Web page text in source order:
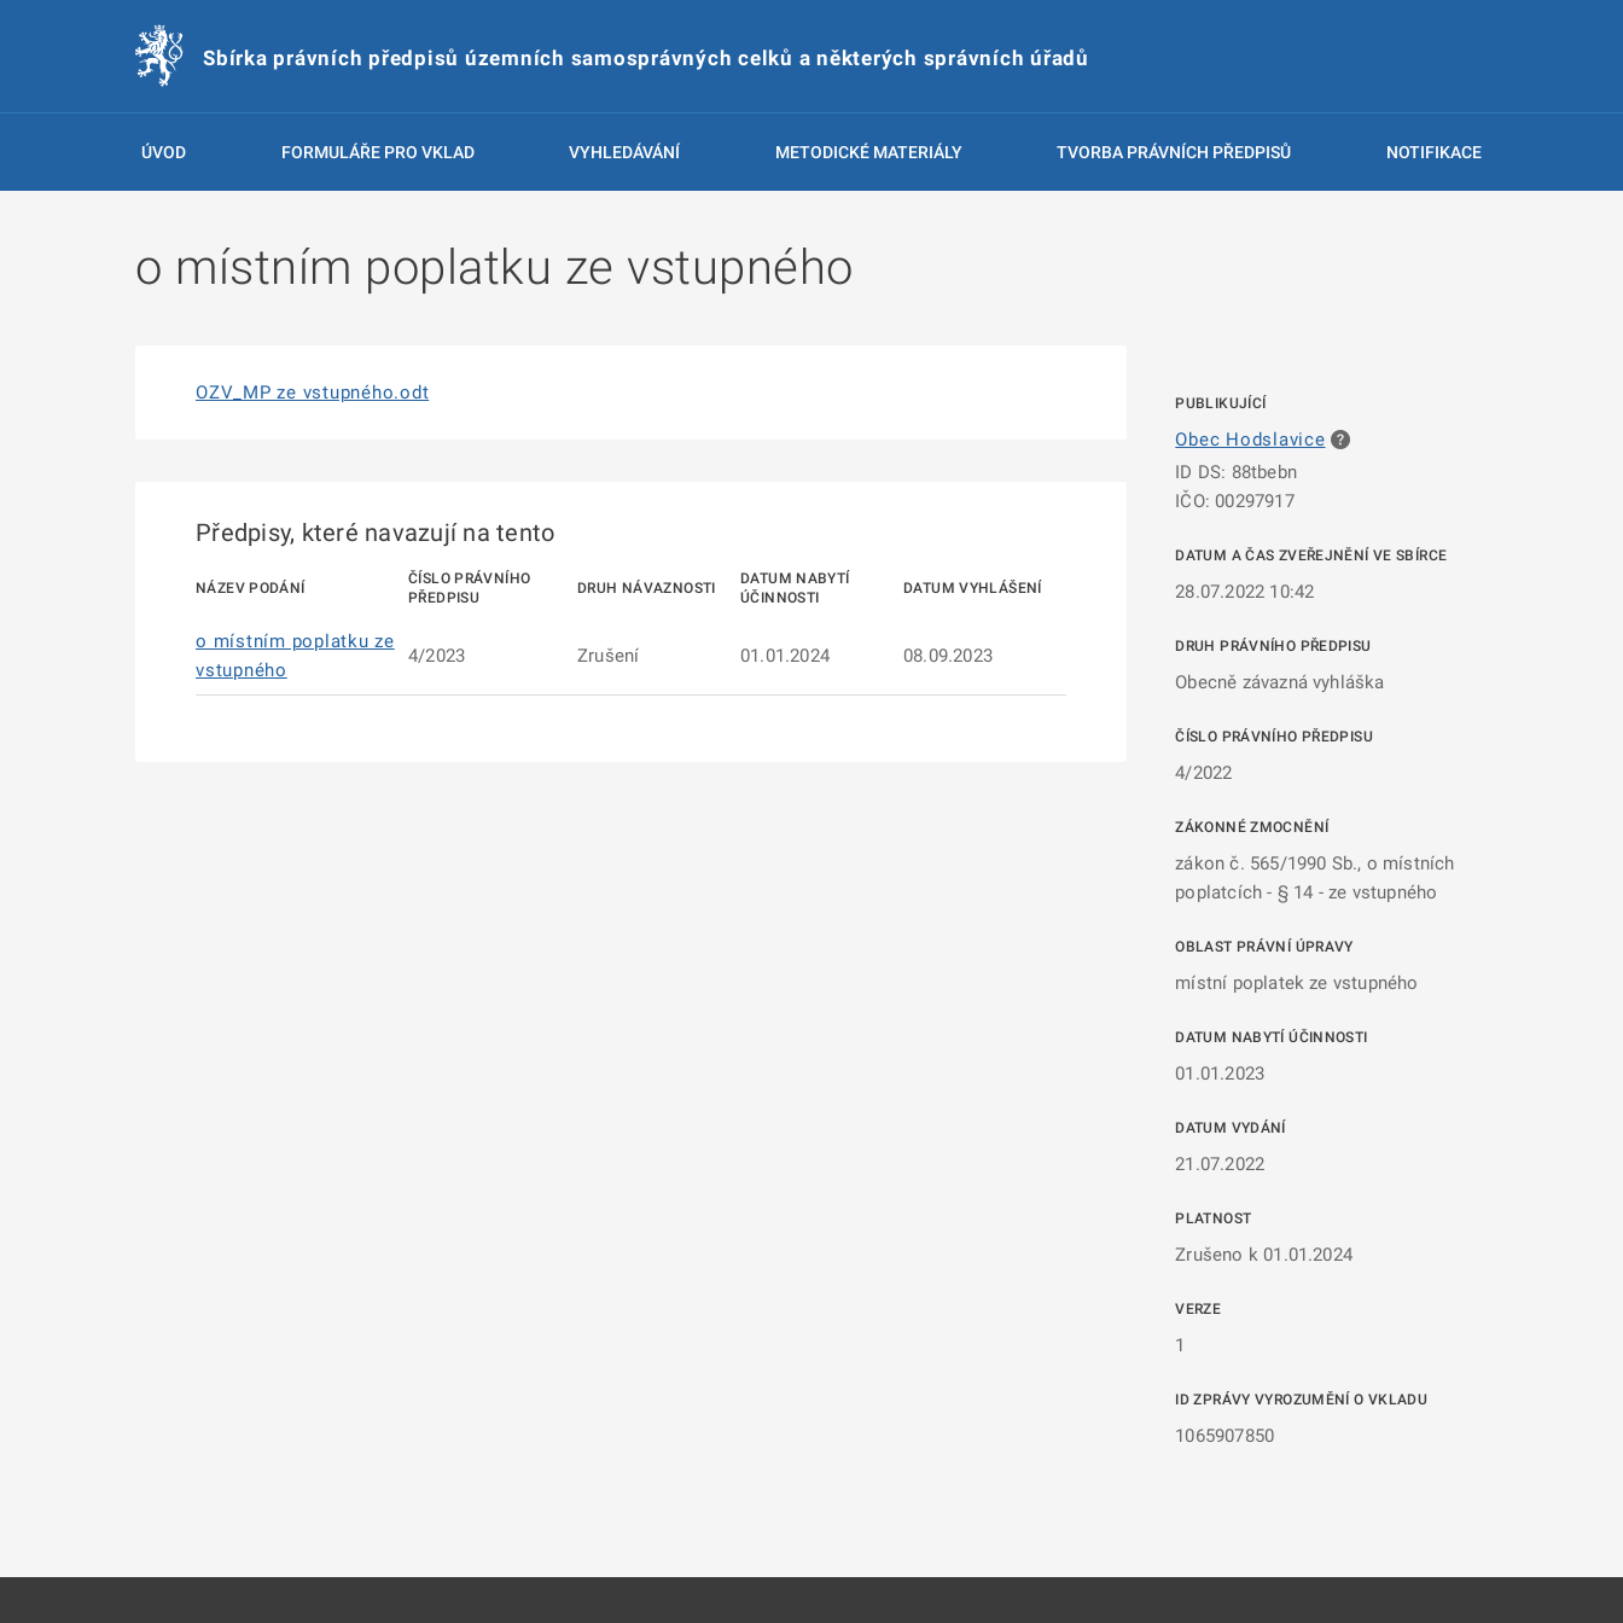
Sbírka právních předpisů územních samosprávných celků a některých správních úřadů
ÚVOD FORMULÁŘE PRO VKLAD VYHLEDÁVÁNÍ METODICKÉ MATERIÁLY TVORBA PRÁVNÍCH PŘEDPISŮ NOTIFIKACE
o místním poplatku ze vstupného
PUBLIKUJÍCÍ
Obec Hodslavice
ID DS: 88tbebn
IČO: 00297917
DATUM A ČAS ZVEŘEJNĚNÍ VE SBÍRCE
28.07.2022 10:42
DRUH PRÁVNÍHO PŘEDPISU
Obecně závazná vyhláška
ČÍSLO PRÁVNÍHO PŘEDPISU
4/2022
ZÁKONNÉ ZMOCNĚNÍ
zákon č. 565/1990 Sb., o místních
poplatcích - § 14 - ze vstupného
OBLAST PRÁVNÍ ÚPRAVY
místní poplatek ze vstupného
DATUM NABYTÍ ÚČINNOSTI
01.01.2023
DATUM VYDÁNÍ
21.07.2022
PLATNOST
Zrušeno k 01.01.2024
VERZE
1
ID ZPRÁVY VYROZUMĚNÍ O VKLADU
1065907850
OZV_MP ze vstupného.odt
Předpisy, které navazují na tento
NÁZEV PODÁNÍ
ČÍSLO PRÁVNÍHO
PŘEDPISU
DRUH NÁVAZNOSTI
DATUM NABYTÍ
ÚČINNOSTI
DATUM VYHLÁŠENÍ
o místním poplatku ze
vstupného
4/2023 Zrušení 01.01.2024 08.09.2023